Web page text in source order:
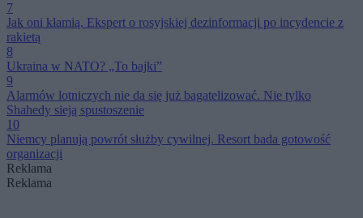
7
Jak oni kłamią. Ekspert o rosyjskiej dezinformacji po incydencie z
rakietą
8
Ukraina w NATO? „To bajki”
9
Alarmów lotniczych nie da się już bagatelizować. Nie tylko
Shahedy sieją spustoszenie
10
Niemcy planują powrót służby cywilnej. Resort bada gotowość
organizacji
Reklama
Reklama